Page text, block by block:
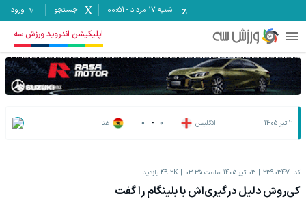
شنبه ۱۷ مرداد -
00:51 جستجو ورود
اپلیکیشن اندروید ورزش سه
2 تیر 1405 انگلیس 0
-
0 غنا
کد: 2390347 03 تیر 1405 ساعت 03:35 49.2K بازدید
کی‌روش دلیل درگیری‌اش با بلینگام را گفت